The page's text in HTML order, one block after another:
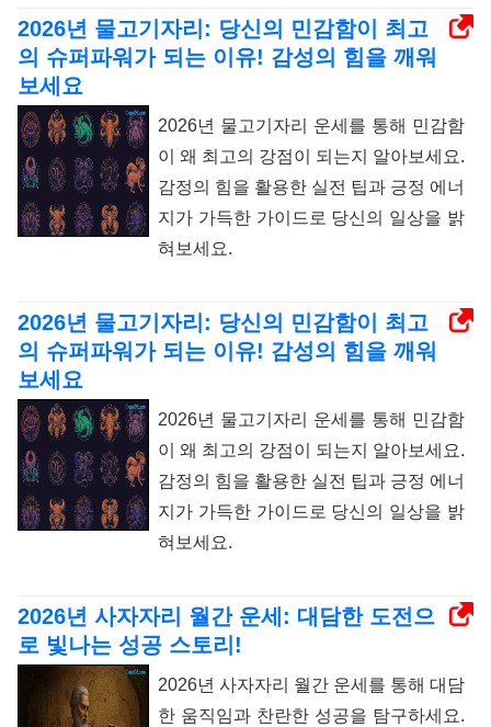
2026년 물고기자리: 당신의 민감함이 최고
의 슈퍼파워가 되는 이유! 감성의 힘을 깨워
보세요
2026년 물고기자리 운세를 통해 민감함
이 왜 최고의 강점이 되는지 알아보세요.
감정의 힘을 활용한 실전 팁과 긍정 에너
지가 가득한 가이드로 당신의 일상을 밝
혀보세요.
2026년 물고기자리: 당신의 민감함이 최고
의 슈퍼파워가 되는 이유! 감성의 힘을 깨워
보세요
2026년 물고기자리 운세를 통해 민감함
이 왜 최고의 강점이 되는지 알아보세요.
감정의 힘을 활용한 실전 팁과 긍정 에너
지가 가득한 가이드로 당신의 일상을 밝
혀보세요.
2026년 사자자리 월간 운세: 대담한 도전으
로 빛나는 성공 스토리!
2026년 사자자리 월간 운세를 통해 대담
한 움직임과 찬란한 성공을 탐구하세요.